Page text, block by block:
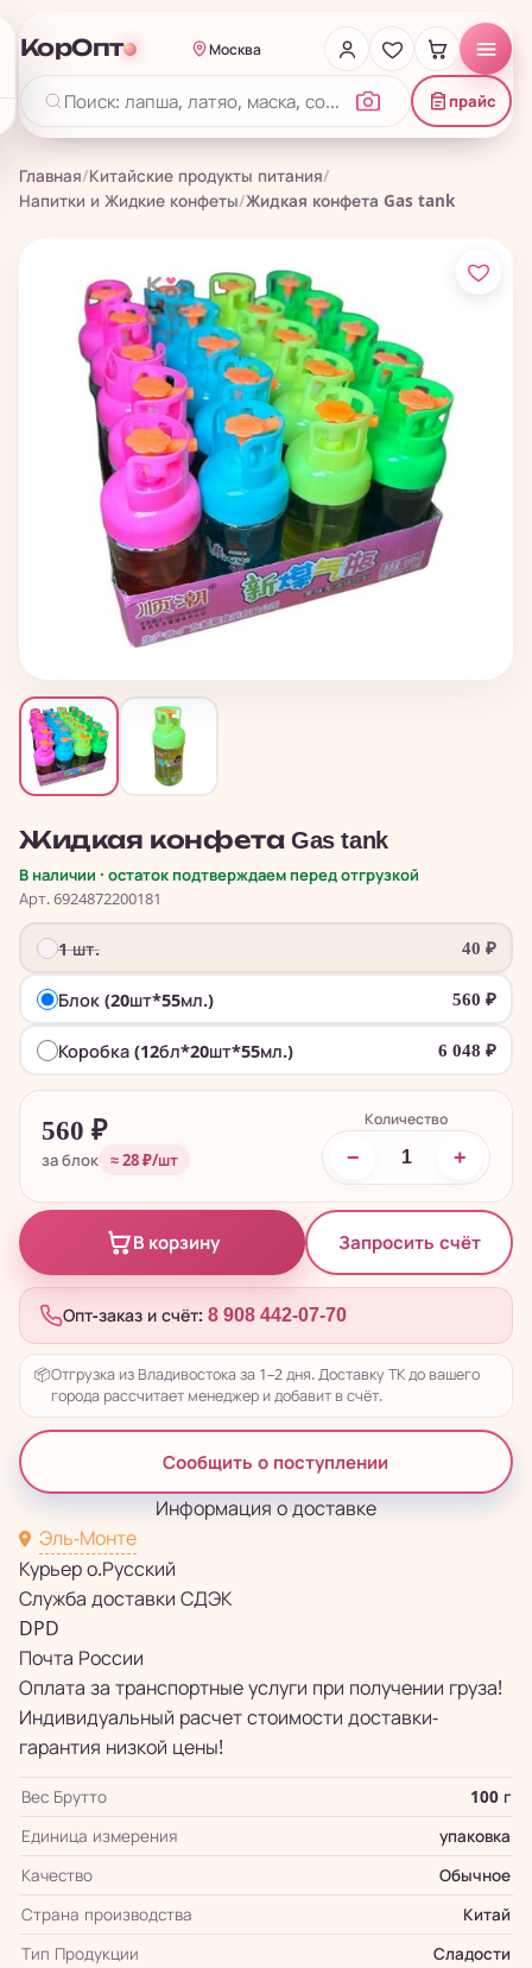
КорОпт Москва
прайс
Главная/Китайские продукты питания/
Напитки и Жидкие конфеты/Жидкая конфета Gas tank
Жидкая конфета Gas tank
В наличии · остаток подтверждаем перед отгрузкой
Арт. 6924872200181
1 шт. 40 ₽
Блок (20шт*55мл.) 560 ₽
Коробка (12бл*20шт*55мл.) 6 048 ₽
560 ₽
за блок ≈ 28 ₽/шт
Количество
− +
В корзину Запросить счёт
Опт-заказ и счёт: 8 908 442-07-70
📦Отгрузка из Владивостока за 1–2 дня. Доставку ТК до вашего
города рассчитает менеджер и добавит в счёт.
Сообщить о поступлении
Информация о доставке
Эль-Монте
Курьер о.Русский
Служба доставки СДЭК
DPD
Почта России
Оплата за транспортные услуги при получении груза!
Индивидуальный расчет стоимости доставки-
гарантия низкой цены!
Вес Брутто
100 г
Единица измерения
упаковка
Качество
Обычное
Страна производства
Китай
Тип Продукции
Сладости